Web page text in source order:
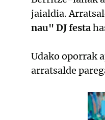
jaialdia.
nau" DJ festa
Udako oporrak
arratsalde